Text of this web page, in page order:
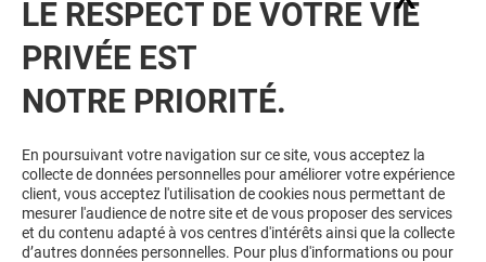
VOUS EN VOULEZ PLUS ? VOUS
AIMEREZ PEUT-ÊTRE
LE RESPECT DE VOTRE VIE
PRIVÉE EST
NOTRE PRIORITÉ.
En poursuivant votre navigation sur ce site, vous acceptez la
collecte de données personnelles pour améliorer votre expérience
client, vous acceptez l'utilisation de cookies nous permettant de
mesurer l'audience de notre site et de vous proposer des services
et du contenu adapté à vos centres d'intérêts ainsi que la collecte
d’autres données personnelles. Pour plus d'informations ou pour